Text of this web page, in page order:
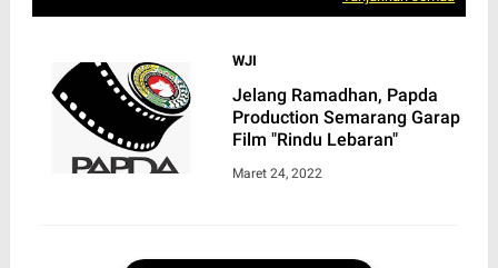
WJI
Jelang Ramadhan, Papda
Production Semarang Garap
Film "Rindu Lebaran"
Maret 24, 2022